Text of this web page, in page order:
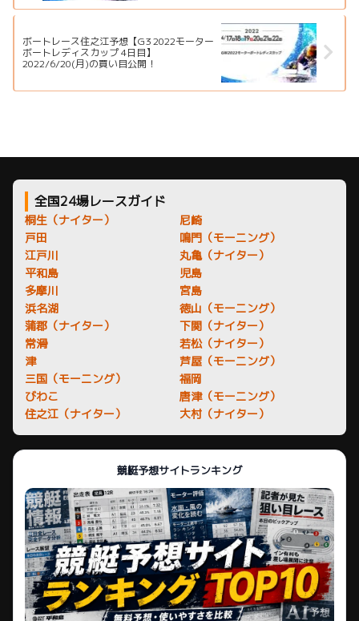
ボートレース住之江予想【G3 2022モーター
ボートレディスカップ 4日目】
2022/6/20(月)の買い目公開！
全国24場レースガイド
桐生（ナイター）
戸田
江戸川
平和島
多摩川
浜名湖
蒲郡（ナイター）
常滑
津
三国（モーニング）
びわこ
住之江（ナイター）
尼崎
鳴門（モーニング）
丸亀（ナイター）
児島
宮島
徳山（モーニング）
下関（ナイター）
若松（ナイター）
芦屋（モーニング）
福岡
唐津（モーニング）
大村（ナイター）
競艇予想サイトランキング